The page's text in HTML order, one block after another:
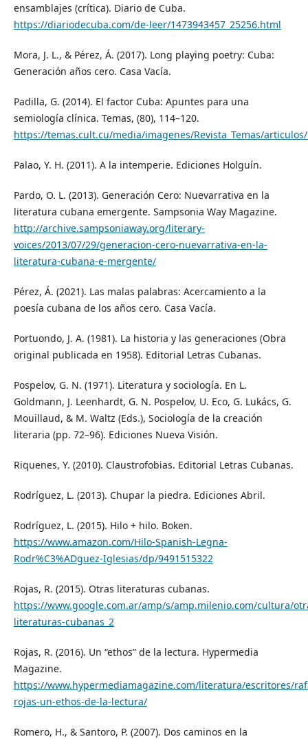
ensamblajes (crítica). Diario de Cuba.
https://diariodecuba.com/de-leer/1473943457_25256.html
Mora, J. L., & Pérez, Á. (2017). Long playing poetry: Cuba:
Generación años cero. Casa Vacía.
Padilla, G. (2014). El factor Cuba: Apuntes para una
semiología clínica. Temas, (80), 114–120.
https://temas.cult.cu/media/imagenes/Revista_Temas/
Palao, Y. H. (2011). A la intemperie. Ediciones Holguín.
Pardo, O. L. (2013). Generación Cero: Nuevarrativa en la
literatura cubana emergente. Sampsonia Way Magazine.
http://archive.sampsoniaway.org/literary-
voices/2013/07/29/generacion-cero-nuevarrativa-en-la-
literatura-cubana-e-mergente/
Pérez, Á. (2021). Las malas palabras: Acercamiento a la
poesía cubana de los años cero. Casa Vacía.
Portuondo, J. A. (1981). La historia y las generaciones (Obra
original publicada en 1958). Editorial Letras Cubanas.
Pospelov, G. N. (1971). Literatura y sociología. En L.
Goldmann, J. Leenhardt, G. N. Pospelov, U. Eco, G. Lukács, G.
Mouillaud, & M. Waltz (Eds.), Sociología de la creación
literaria (pp. 72–96). Ediciones Nueva Visión.
Riquenes, Y. (2010). Claustrofobias. Editorial Letras Cubanas.
Rodríguez, L. (2013). Chupar la piedra. Ediciones Abril.
Rodríguez, L. (2015). Hilo + hilo. Boken.
https://www.amazon.com/Hilo-Spanish-Legna-
Rodr%C3%ADguez-Iglesias/dp/9491515322
Rojas, R. (2015). Otras literaturas cubanas.
https://www.google.com.ar/amp/s/amp.milenio.com/cultura/
literaturas-cubanas_2
Rojas, R. (2016). Un “ethos” de la lectura. Hypermedia
Magazine.
https://www.hypermediamagazine.com/literatura/escritores/
rojas-un-ethos-de-la-lectura/
Romero, H., & Santoro, P. (2007). Dos caminos en la